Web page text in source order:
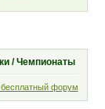
/ Чемпионаты
бесплатный форум